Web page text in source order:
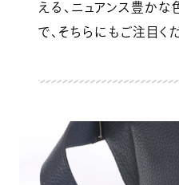
える、ニュアンス豊か
で、そちらにもご注目く